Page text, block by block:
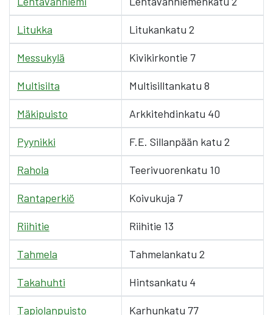
Litukka Litukankatu 2
Messukylä Kivikirkontie 7
Multisilta Multisilltankatu 8
Mäkipuisto Arkkitehdinkatu 40
Pyynikki F.E. Sillanpään katu 2
Rahola Teerivuorenkatu 10
Rantaperkiö Koivukuja 7
Riihitie Riihitie 13
Tahmela Tahmelankatu 2
Takahuhti Hintsankatu 4
Tapiolanpuisto Karhunkatu 77